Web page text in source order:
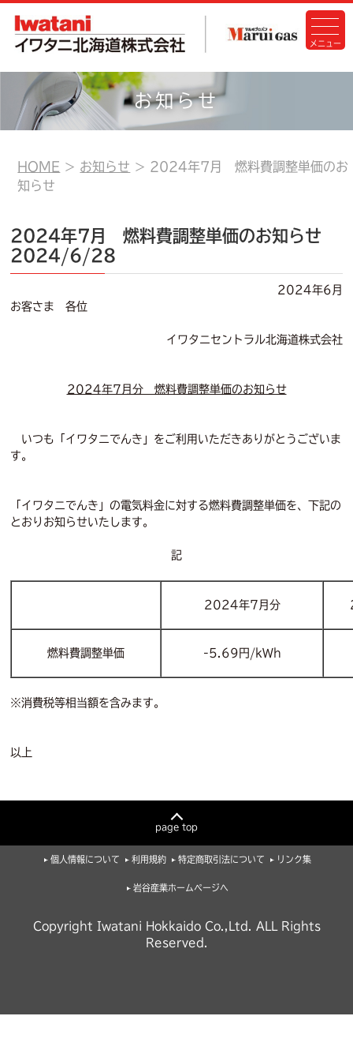
お知らせ
HOME お知らせ
2024年7月 燃料費調整単価のお
知らせ
2024年7月 燃料費調整単価のお知らせ
2024/6/28
2024年6月
お客さま 各位
イワタニセントラル北海道株式会社
2024年7月分 燃料費調整単価のお知らせ
いつも「イワタニでんき」をご利用いただきありがとうございま
す。
「イワタニでんき」の電気料金に対する燃料費調整単価を、下記の
とおりお知らせいたします。
記
2024年7月分
燃料費調整単価 -5.69円/kWh
※消費税等相当額を含みます。
以上
page top
個人情報について 利用規約 特定商取引法について リンク集
岩谷産業ホームページへ
Copyright Iwatani Hokkaido Co.,Ltd. ALL Rights
Reserved.